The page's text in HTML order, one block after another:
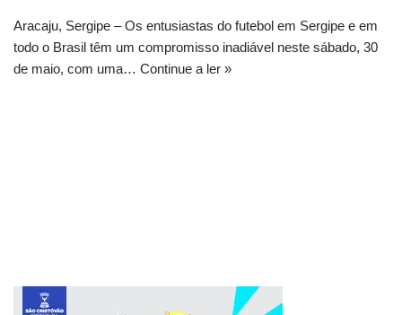
Aracaju, Sergipe – Os entusiastas do futebol em Sergipe e em
todo o Brasil têm um compromisso inadiável neste sábado, 30
de maio, com uma… Continue a ler »